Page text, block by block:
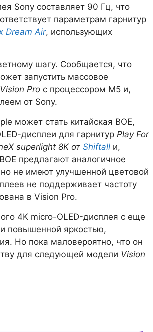
Sony составляет 90 Гц, что
параметрам гарнитур
Dream Air, использующих
шагу. Сообщается, что
запустить массовое
Vision Pro с процессором M5 и,
от Sony.
может стать китайская BOE,
дисплеи для гарнитур Play For
superlight 8K от Shiftall и,
предлагают аналогичное
не имеют улучшенной цветовой
не поддерживает частоту
в Vision Pro.
4K micro-OLED-дисплея с еще
повышенной яркостью,
Но пока маловероятно, что он
для следующей модели Vision